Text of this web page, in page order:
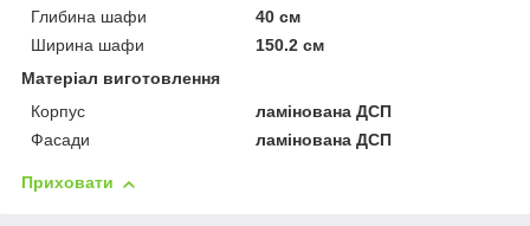
Глибина шафи
40 см
Ширина шафи
150.2 см
Матеріал виготовлення
Корпус
ламінована ДСП
Фасади
ламінована ДСП
Приховати